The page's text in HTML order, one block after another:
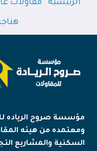
أفضل
باحترافية
الرئيسية مقاولات
مؤسسة صروح الرياده
ومعتمده من هيئه
السكنية والمشاريع